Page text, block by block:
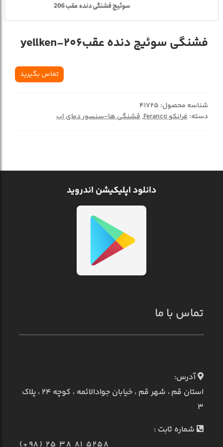
فشنگی سوئیچ دنده عقب206-yellken
تماس بگیرید
شناسه محصول: 41725
دسته:فرانکو Feranco ,قشنگی ها-سنسور دمای اب
دانلود اپلیکیشن اندروید
تماس با ما
آدرس:
استان قم ، شهر قم ، خیابان جوادالائمه ، کوچه ۲۴ ، پلاک
۳
شماره ثابت :